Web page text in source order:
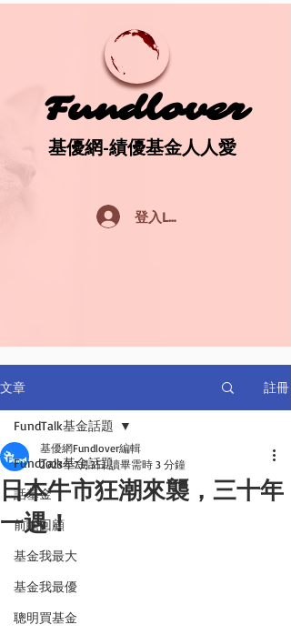
Fundlover
Fundlover
基優網-績優基金人人愛
基優網-績優基金人人愛
登入Log In
文章 註冊
FundTalk基金話題
話基金
前瞻回顧
基金我最大
基金我最優
聰明買基金
FundTalk基金話題
日本牛市狂潮來襲，三十年
一遇！
基優網Fundlover編輯
2023年7月3日 讀畢需時 3 分鐘